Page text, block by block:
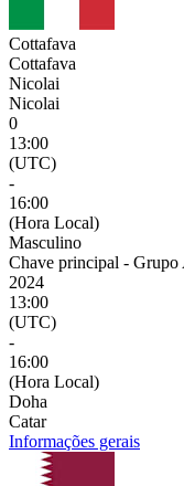
Cottafava
Cottafava
Nicolai
Nicolai
0
13:00
(UTC)
-
16:00
(Hora Local)
Masculino
Chave principal - Grupo
2024
13:00
(UTC)
-
16:00
(Hora Local)
Doha
Catar
Informações gerais